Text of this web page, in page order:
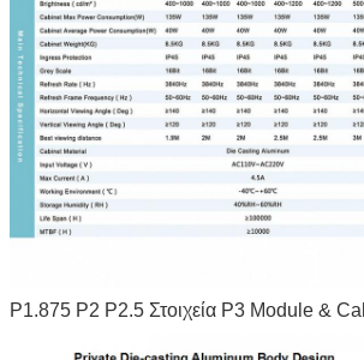
P1.875 P2 P2.5 Στοιχεία P3 Module &